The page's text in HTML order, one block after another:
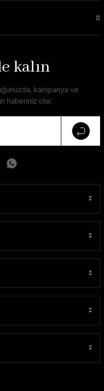
kalın
kampanya ve
haberiniz olur.